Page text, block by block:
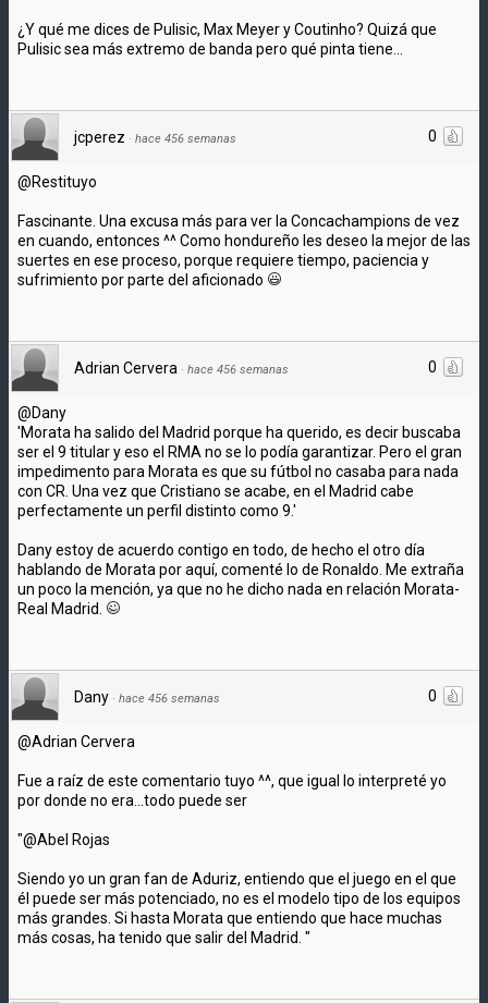
¿Y qué me dices de Pulisic, Max Meyer y Coutinho? Quizá que
Pulisic sea más extremo de banda pero qué pinta tiene...
0
jcperez · hace 456 semanas
@Restituyo
Fascinante. Una excusa más para ver la Concachampions de vez
en cuando, entonces ^^ Como hondureño les deseo la mejor de las
suertes en ese proceso, porque requiere tiempo, paciencia y
sufrimiento por parte del aficionado
0
Adrian Cervera · hace 456 semanas
@Dany
'Morata ha salido del Madrid porque ha querido, es decir buscaba
ser el 9 titular y eso el RMA no se lo podía garantizar. Pero el gran
impedimento para Morata es que su fútbol no casaba para nada
con CR. Una vez que Cristiano se acabe, en el Madrid cabe
perfectamente un perfil distinto como 9.'
Dany estoy de acuerdo contigo en todo, de hecho el otro día
hablando de Morata por aquí, comenté lo de Ronaldo. Me extraña
un poco la mención, ya que no he dicho nada en relación Morata-
Real Madrid.
0
Dany · hace 456 semanas
@Adrian Cervera
Fue a raíz de este comentario tuyo ^^, que igual lo interpreté yo
por donde no era...todo puede ser
"@Abel Rojas
Siendo yo un gran fan de Aduriz, entiendo que el juego en el que
él puede ser más potenciado, no es el modelo tipo de los equipos
más grandes. Si hasta Morata que entiendo que hace muchas
más cosas, ha tenido que salir del Madrid. "